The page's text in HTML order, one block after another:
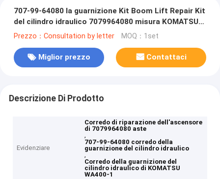
707-99-64080 la guarnizione Kit Boom Lift Repair Kit
del cilindro idraulico 7079964080 misura KOMATSU
WA400-1
Prezzo：Consultation by letter MOQ：1set
Miglior prezzo Contattaci
Descrizione Di Prodotto
Evidenziare
Corredo di riparazione dell'ascensore
di 7079964080 aste
,
707-99-64080 corredo della
guarnizione del cilindro idraulico
,
Corredo della guarnizione del
cilindro idraulico di KOMATSU
WA400-1